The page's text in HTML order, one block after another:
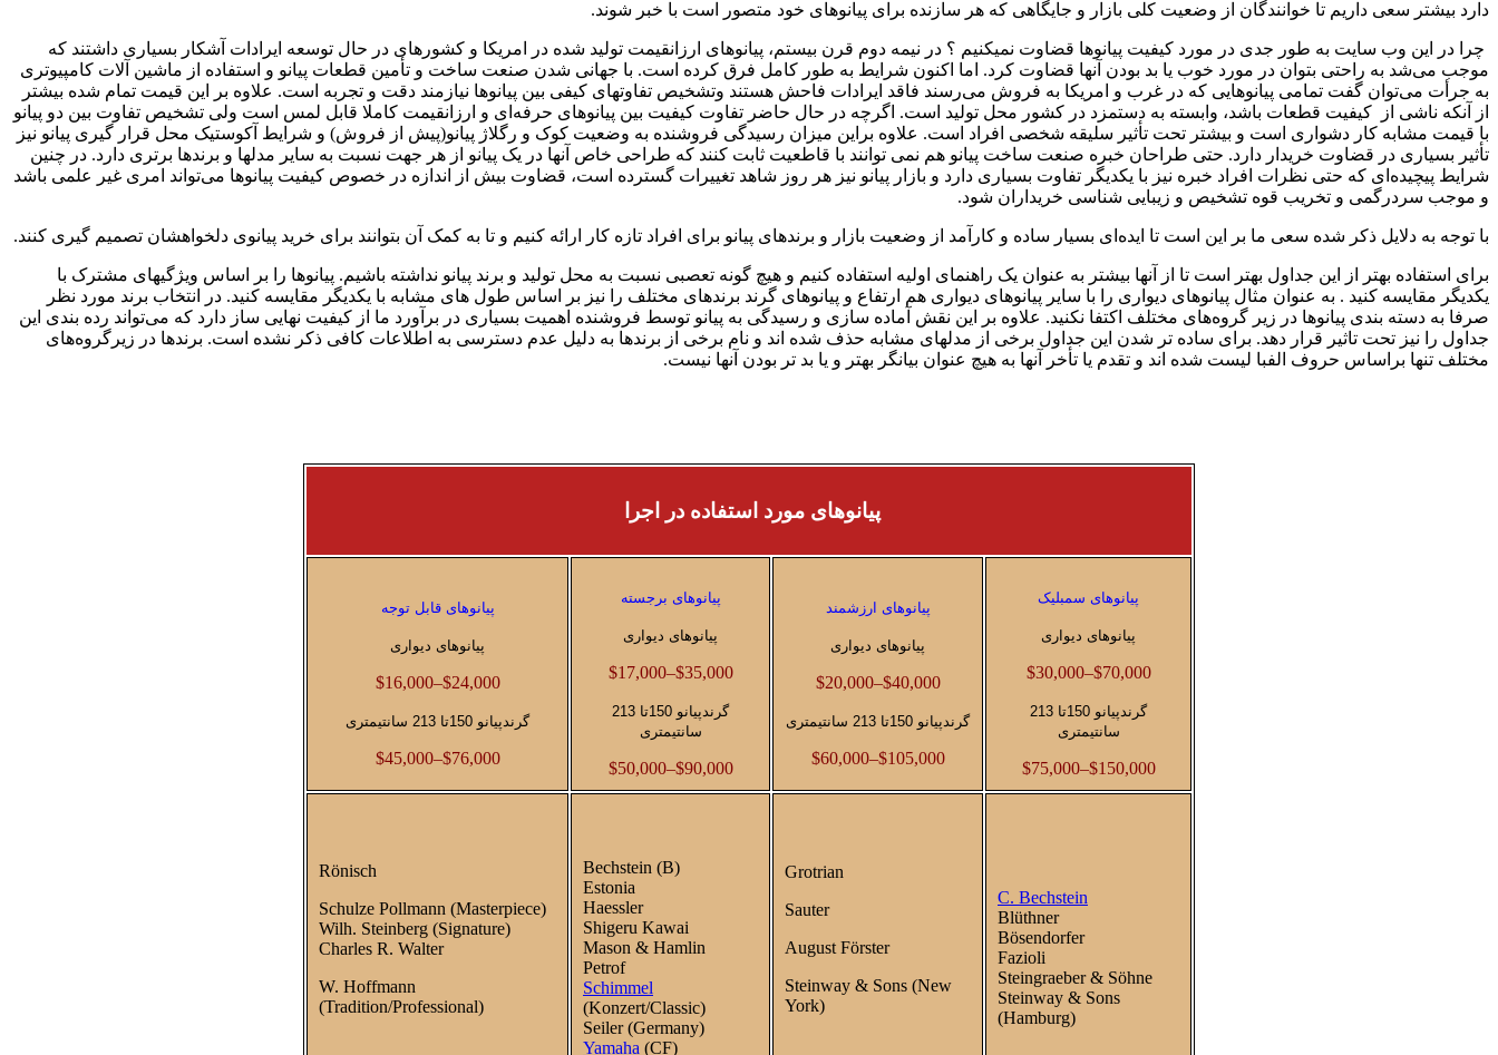
دارد بیشتر سعی داریم تا خوانندگان از وضعیت کلی بازار و جایگاهی که هر سازنده برای پیانوهای خود متصور است با خبر شوند.
چرا در این وب سایت به طور جدی در مورد کیفیت پیانوها قضاوت نمیکنیم ؟ در نیمه دوم قرن بیستم، پیانوهای ارزانقیمت تولید شده در امریکا و کشورهای در حال توسعه ایرادات آشکار بسیاری داشتند که
موجب می‌شد به راحتی بتوان در مورد خوب یا بد بودن آنها قضاوت کرد. اما اکنون شرایط به طور کامل فرق کرده است. با جهانی شدن صنعت ساخت و تأمین قطعات پیانو و استفاده از ماشین آلات کامپیوتری
به جرأت می‌توان گفت تمامی پیانوهایی که در غرب و امریکا به فروش می‌رسند فاقد ایرادات فاحش هستند وتشخیص تفاوتهای کیفی بین پیانوها نیازمند دقت و تجربه است. علاوه بر این قیمت تمام شده بیشتر
از آنکه ناشی از کیفیت قطعات باشد، وابسته به دستمزد در کشور محل تولید است. اگرچه در حال حاضر تفاوت کیفیت بین پیانوهای حرفه‌ای و ارزانقیمت کاملا قابل لمس است ولی تشخیص تفاوت بین دو پیانو
با قیمت مشابه کار دشواری است و بیشتر تحت تأثیر سلیقه شخصی افراد است. علاوه براین میزان رسیدگی فروشنده به وضعیت کوک و رگلاژ پیانو(پیش از فروش) و شرایط آکوستیک محل قرار گیری پیانو نیز
تأثیر بسیاری در قضاوت خریدار دارد. حتی طراحان خبره صنعت ساخت پیانو هم نمی توانند با قاطعیت ثابت کنند که طراحی خاص آنها در یک پیانو از هر جهت نسبت به سایر مدلها و برندها برتری دارد. در چنین
شرایط پیچیده‌ای که حتی نظرات افراد خبره نیز با یکدیگر تفاوت بسیاری دارد و بازار پیانو نیز هر روز شاهد تغییرات گسترده است، قضاوت بیش از اندازه در خصوص کیفیت پیانوها می‌تواند امری غیر علمی باشد
و موجب سردرگمی و تخریب قوه تشخیص و زیبایی شناسی خریداران شود.
با توجه به دلایل ذکر شده سعی ما بر این است تا ایده‌ای بسیار ساده و کارآمد از وضعیت بازار و برندهای پیانو برای افراد تازه‌ کار ارائه کنیم و تا به کمک آن بتوانند برای خرید پیانوی دلخواهشان تصمیم گیری کنند.
برای استفاده بهتر از این جداول بهتر است تا از آنها بیشتر به عنوان یک راهنمای اولیه استفاده کنیم و هیچ گونه تعصبی نسبت به محل تولید و برند پیانو نداشته باشیم. پیانوها را بر اساس ویژگیهای مشترک با
یکدیگر مقایسه کنید . به عنوان مثال پیانوهای دیواری را با سایر پیانوهای دیواری هم ارتفاع و پیانوهای گرند برندهای مختلف را نیز بر اساس طول های مشابه با یکدیگر مقایسه کنید. در انتخاب برند مورد نظر
صرفا به دسته بندی پیانوها در زیر گروه‌های مختلف اکتفا نکنید. علاوه بر این نقش آماده سازی و رسیدگی به پیانو توسط فروشنده اهمیت بسیاری در برآورد ما از کیفیت نهایی ساز دارد که می‌تواند رده بندی این
جداول را نیز تحت تاثیر قرار دهد. برای ساده تر شدن این جداول برخی از مدلهای مشابه حذف شده اند و نام برخی از برندها به دلیل عدم دسترسی به اطلاعات کافی ذکر نشده است. برندها در زیرگروه‌های
مختلف تنها براساس حروف الفبا لیست شده ‌اند و تقدم یا تأخر آنها به هیچ عنوان بیانگر بهتر و یا بد تر بودن آنها نیست.
پیانو‌های مورد استفاده در اجرا
پیانوهای سمبلیک
پیانوهای دیواری
$30,000–$70,000
گرندپیانو 150تا 213
سانتیمتری
$75,000–$150,000
پیانوهای ارزشمند
پیانوهای دیواری
$20,000–$40,000
گرندپیانو 150تا 213 سانتیمتری
$60,000–$105,000
پیانوهای برجسته
پیانوهای دیواری
$17,000–$35,000
گرندپیانو 150تا 213
سانتیمتری
$50,000–$90,000
پیانوهای قابل توجه
پیانوهای دیواری
$16,000–$24,000
گرندپیانو 150تا 213 سانتیمتری
$45,000–$76,000
C. Bechstein
Blüthner
Bösendorfer
Fazioli
Steingraeber & Söhne
Steinway & Sons
(Hamburg)
Grotrian
Sauter
August Förster
Steinway & Sons (New
York)
Bechstein (B)
Estonia
Haessler
Shigeru Kawai
Mason & Hamlin
Petrof
Schimmel
(Konzert/Classic)
Seiler (Germany)
Yamaha (CF)
Rönisch
Schulze Pollmann (Masterpiece)
Wilh. Steinberg (Signature)
Charles R. Walter
W. Hoffmann
(Tradition/Professional)